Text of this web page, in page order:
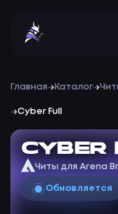
Главная Каталог
Cyber Full
Cyber
Читы для Arena
Обновляется